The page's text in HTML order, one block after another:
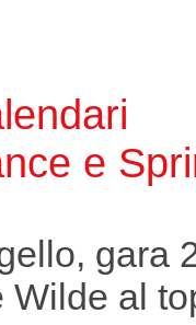
e
gara
Wilde al